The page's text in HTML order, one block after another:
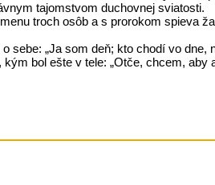
tajomstvom duchovnej sviatosti.
troch osôb a s prorokom spieva
„Ja som deň; kto chodí vo dne,
bol ešte v tele: „Otče, chcem, aby